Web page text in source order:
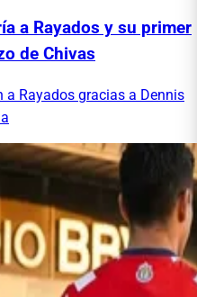
a Rayados y su primer
de Chivas
a Rayados gracias a Dennis